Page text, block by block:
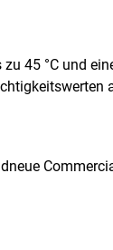
45 °C und